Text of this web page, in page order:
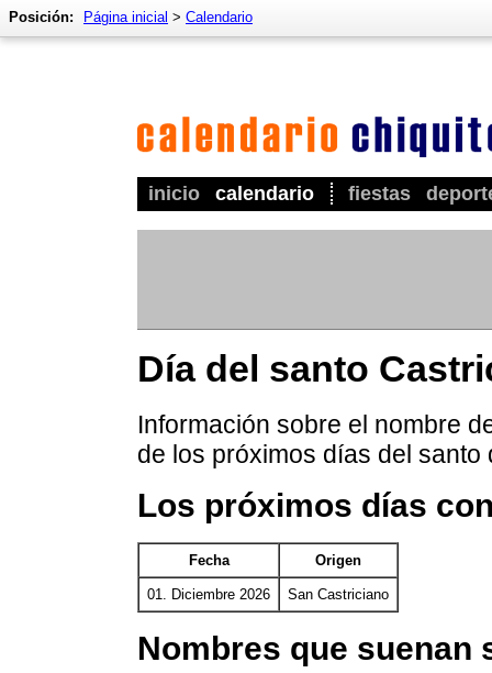
inicio calendario fiestas
Posición: Página inicial > Calendario
Día del santo
Información sobre el nombre
de los próximos días del santo
Los próximos días
Fecha Origen
01. Diciembre 2026 San Castriciano
Nombres que suenan